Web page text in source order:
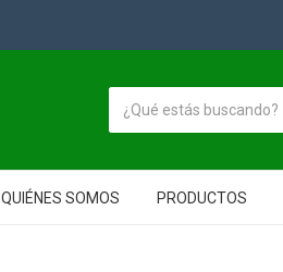
QUIÉNES SOMOS PRODUCTOS